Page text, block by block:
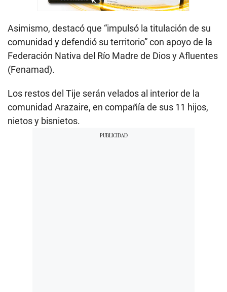
Asimismo, destacó que “impulsó la titulación de su
comunidad y defendió su territorio” con apoyo de la
Federación Nativa del Río Madre de Dios y Afluentes
(Fenamad).
Los restos del Tije serán velados al interior de la
comunidad Arazaire, en compañía de sus 11 hijos,
nietos y bisnietos.